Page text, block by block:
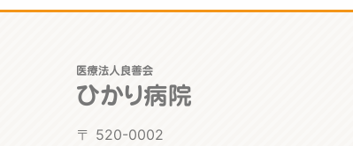
〒 520-0002